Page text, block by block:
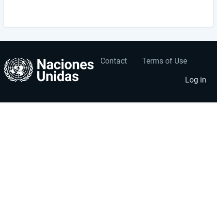
Footer
Contact Terms of Use
User
account
menu
Log in